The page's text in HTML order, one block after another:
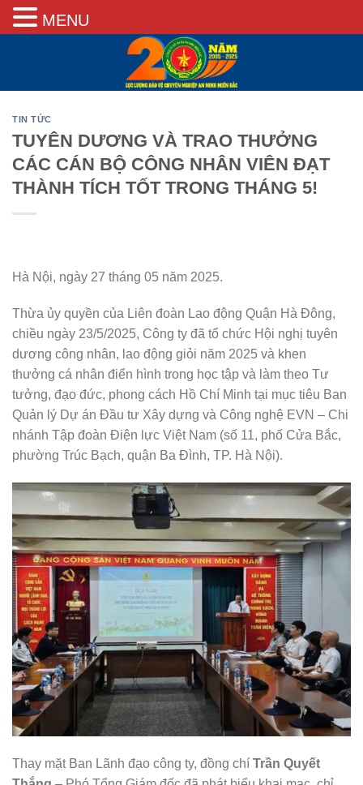
TIN TỨC
TUYÊN DƯƠNG VÀ TRAO THƯỞNG
CÁC CÁN BỘ CÔNG NHÂN VIÊN ĐẠT
THÀNH TÍCH TỐT TRONG THÁNG 5!
Hà Nội, ngày 27 tháng 05 năm 2025.
Thừa ủy quyền của Liên đoàn Lao động Quận Hà Đông,
chiều ngày 23/5/2025, Công ty đã tổ chức Hội nghị tuyên
dương công nhân, lao động giỏi năm 2025 và khen
thưởng cá nhân điển hình trong học tập và làm theo Tư
tưởng, đạo đức, phong cách Hồ Chí Minh tại mục tiêu Ban
Quản lý Dự án Đầu tư Xây dựng và Công nghệ EVN – Chi
nhánh Tập đoàn Điện lực Việt Nam (số 11, phố Cửa Bắc,
phường Trúc Bạch, quận Ba Đình, TP. Hà Nội).
Thay mặt Ban Lãnh đạo công ty, đồng chí Trần Quyết
MENU